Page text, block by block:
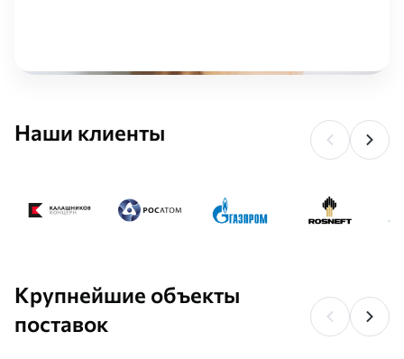
Наши клиенты
Крупнейшие объекты
поставок